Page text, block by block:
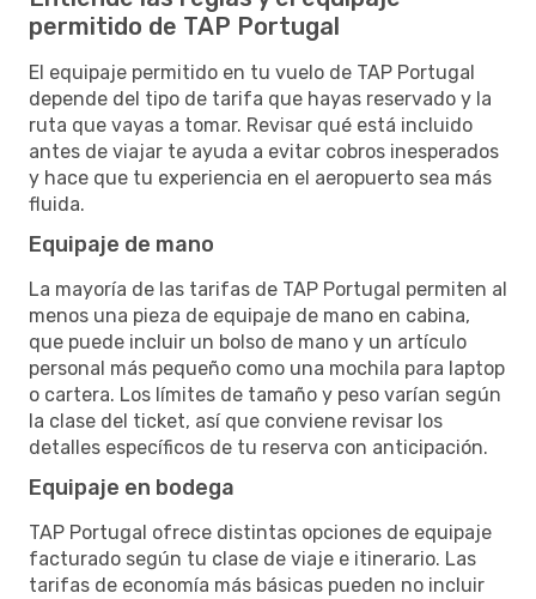
permitido de TAP Portugal
El equipaje permitido en tu vuelo de TAP Portugal
depende del tipo de tarifa que hayas reservado y la
ruta que vayas a tomar. Revisar qué está incluido
antes de viajar te ayuda a evitar cobros inesperados
y hace que tu experiencia en el aeropuerto sea más
fluida.
Equipaje de mano
La mayoría de las tarifas de TAP Portugal permiten al
menos una pieza de equipaje de mano en cabina,
que puede incluir un bolso de mano y un artículo
personal más pequeño como una mochila para laptop
o cartera. Los límites de tamaño y peso varían según
la clase del ticket, así que conviene revisar los
detalles específicos de tu reserva con anticipación.
Equipaje en bodega
TAP Portugal ofrece distintas opciones de equipaje
facturado según tu clase de viaje e itinerario. Las
tarifas de economía más básicas pueden no incluir